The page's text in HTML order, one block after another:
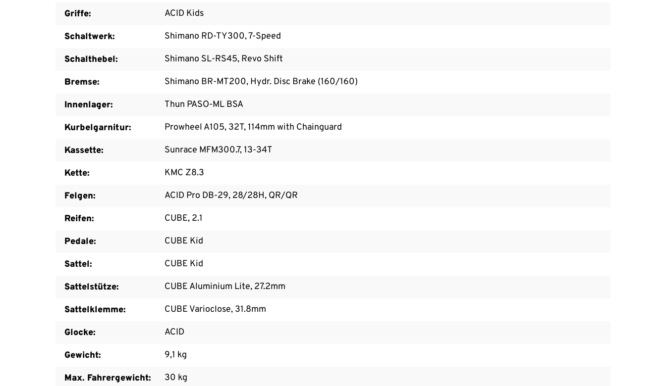
Griffe: ACID Kids
Schaltwerk: Shimano RD-TY300, 7-Speed
Schalthebel: Shimano SL-RS45, Revo Shift
Bremse: Shimano BR-MT200, Hydr. Disc Brake (160/160)
Innenlager: Thun PASO-ML BSA
Kurbelgarnitur: Prowheel A105, 32T, 114mm with Chainguard
Kassette: Sunrace MFM300.7, 13-34T
Kette: KMC Z8.3
Felgen: ACID Pro DB-29, 28/28H, QR/QR
Reifen: CUBE, 2.1
Pedale: CUBE Kid
Sattel: CUBE Kid
Sattelstütze: CUBE Aluminium Lite, 27.2mm
Sattelklemme: CUBE Varioclose, 31.8mm
Glocke: ACID
Gewicht: 9,1 kg
Max. Fahrergewicht: 30 kg